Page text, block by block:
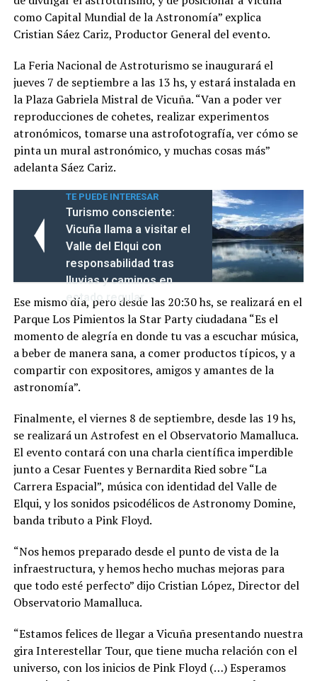
como Capital Mundial de la Astronomía” explica
Cristian Sáez Cariz, Productor General del evento.
La Feria Nacional de Astroturismo se inaugurará el
jueves 7 de septiembre a las 13 hs, y estará instalada en
la Plaza Gabriela Mistral de Vicuña. “Van a poder ver
reproducciones de cohetes, realizar experimentos
atronómicos, tomarse una astrofotografía, ver cómo se
pinta un mural astronómico, y muchas cosas más”
adelanta Sáez Cariz.
TE PUEDE INTERESAR
Turismo consciente:
Vicuña llama a visitar el
Valle del Elqui con
responsabilidad tras
lluvias y caminos en
estado regular
Ese mismo día, pero desde las 20:30 hs, se realizará en el
Parque Los Pimientos la Star Party ciudadana “Es el
momento de alegría en donde tu vas a escuchar música,
a beber de manera sana, a comer productos típicos, y a
compartir con expositores, amigos y amantes de la
astronomía”.
Finalmente, el viernes 8 de septiembre, desde las 19 hs,
se realizará un Astrofest en el Observatorio Mamalluca.
El evento contará con una charla científica imperdible
junto a Cesar Fuentes y Bernardita Ried sobre “La
Carrera Espacial”, música con identidad del Valle de
Elqui, y los sonidos psicodélicos de Astronomy Domine,
banda tributo a Pink Floyd.
“Nos hemos preparado desde el punto de vista de la
infraestructura, y hemos hecho muchas mejoras para
que todo esté perfecto” dijo Cristian López, Director del
Observatorio Mamalluca.
“Estamos felices de llegar a Vicuña presentando nuestra
gira Interestellar Tour, que tiene mucha relación con el
universo, con los inicios de Pink Floyd (…) Esperamos